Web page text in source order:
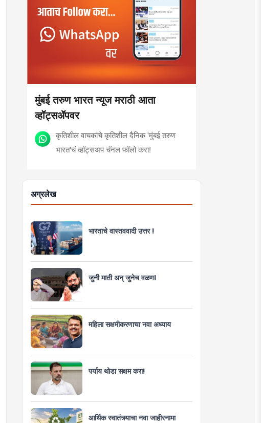
मुंबई तरुण भारत न्यूज मराठी आता
व्हॉट्सॲपवर
कृतिशील वाचकांचे कृतिशील दैनिक 'मुंबई तरुण
भारत'चं व्हॉट्सअप चॅनल फॉलो करा!
अग्रलेख
भारताचे वास्तववादी उत्तर !
जुनी माती अन् जुनेच वळण!
महिला सक्षमीकरणाचा नवा अध्याय
पर्याय थोडा सक्षम करा!
आर्थिक स्वातंत्र्याचा नवा जाहीरनामा